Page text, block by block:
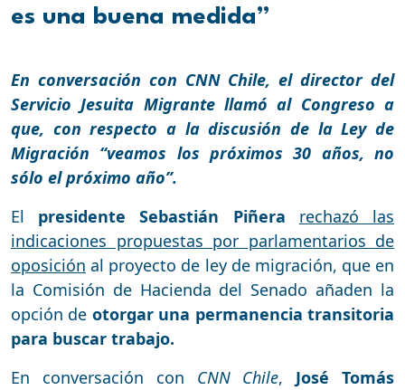
es una buena medida”
En conversación con CNN Chile, el director del
Servicio Jesuita Migrante llamó al Congreso a
que, con respecto a la discusión de la Ley de
Migración “veamos los próximos 30 años, no
sólo el próximo año”.
El presidente Sebastián Piñera
rechazó las
indicaciones propuestas por parlamentarios de
oposición al proyecto de ley de migración, que en
la Comisión de Hacienda del Senado añaden la
opción de otorgar una permanencia transitoria
para buscar trabajo.
En conversación con CNN Chile, José Tomás